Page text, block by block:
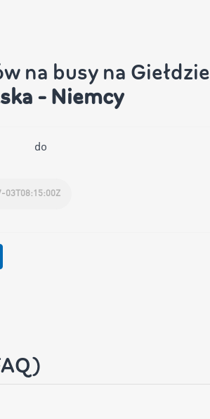
na busy na Giełdzie
- Niemcy
do
03T08:15:00Z